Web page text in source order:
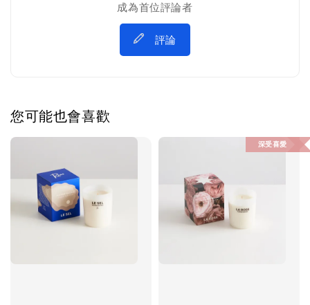
成為首位評論者
評論
您可能也會喜歡
深受喜愛